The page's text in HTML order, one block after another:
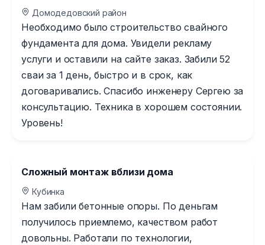
Домодедовский район
Необходимо было строительство свайного
фундамента для дома. Увидели рекламу
услуги и оставили на сайте заказ. Забили 52
сваи за 1 день, быстро и в срок, как
договаривались. Спасибо инженеру Сергею за
консультацию. Техника в хорошем состоянии.
Уровень!
Сложный монтаж вблизи дома
Кубинка
Нам забили бетонные опоры. По деньгам
получилось приемлемо, качеством работ
довольны. Работали по технологии,